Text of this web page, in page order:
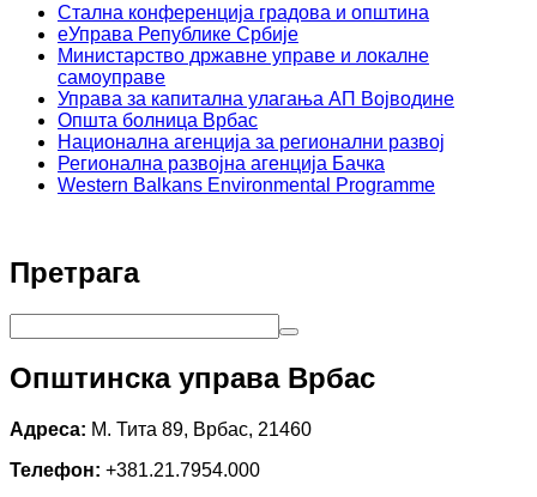
Стална конференција градова и општина
еУправа Републике Србије
Министарство државне управе и локалне
самоуправе
Управа за капитална улагања АП Војводине
Општа болница Врбас
Национална агенција за регионални развој
Регионална развојна агенција Бачка
Western Balkans Environmental Programme
Претрага
Општинска управа Врбас
Адреса: М. Тита 89, Врбас, 21460
Телефон: +381.21.7954.000